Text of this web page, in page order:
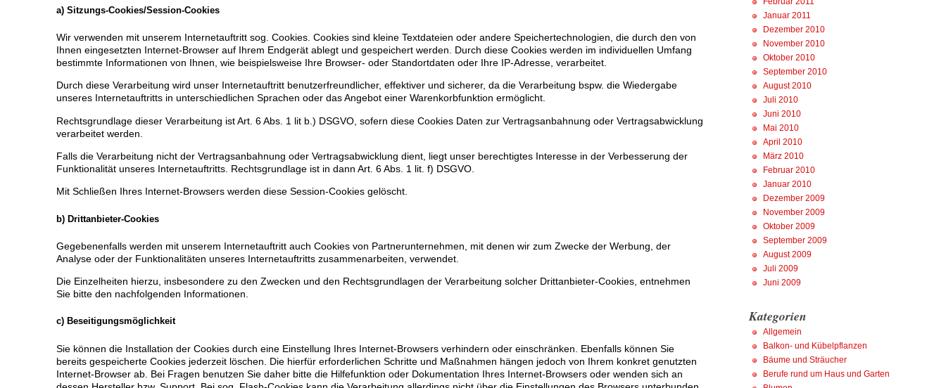
a) Sitzungs-Cookies/Session-Cookies
Wir verwenden mit unserem Internetauftritt sog. Cookies. Cookies sind kleine Textdateien oder andere Speichertechnologien, die durch den von
Ihnen eingesetzten Internet-Browser auf Ihrem Endgerät ablegt und gespeichert werden. Durch diese Cookies werden im individuellen Umfang
bestimmte Informationen von Ihnen, wie beispielsweise Ihre Browser- oder Standortdaten oder Ihre IP-Adresse, verarbeitet.
Durch diese Verarbeitung wird unser Internetauftritt benutzerfreundlicher, effektiver und sicherer, da die Verarbeitung bspw. die Wiedergabe
unseres Internetauftritts in unterschiedlichen Sprachen oder das Angebot einer Warenkorbfunktion ermöglicht.
Rechtsgrundlage dieser Verarbeitung ist Art. 6 Abs. 1 lit b.) DSGVO, sofern diese Cookies Daten zur Vertragsanbahnung oder Vertragsabwicklung
verarbeitet werden.
Falls die Verarbeitung nicht der Vertragsanbahnung oder Vertragsabwicklung dient, liegt unser berechtigtes Interesse in der Verbesserung der
Funktionalität unseres Internetauftritts. Rechtsgrundlage ist in dann Art. 6 Abs. 1 lit. f) DSGVO.
Mit Schließen Ihres Internet-Browsers werden diese Session-Cookies gelöscht.
b) Drittanbieter-Cookies
Gegebenenfalls werden mit unserem Internetauftritt auch Cookies von Partnerunternehmen, mit denen wir zum Zwecke der Werbung, der
Analyse oder der Funktionalitäten unseres Internetauftritts zusammenarbeiten, verwendet.
Die Einzelheiten hierzu, insbesondere zu den Zwecken und den Rechtsgrundlagen der Verarbeitung solcher Drittanbieter-Cookies, entnehmen
Sie bitte den nachfolgenden Informationen.
c) Beseitigungsmöglichkeit
Sie können die Installation der Cookies durch eine Einstellung Ihres Internet-Browsers verhindern oder einschränken. Ebenfalls können Sie
bereits gespeicherte Cookies jederzeit löschen. Die hierfür erforderlichen Schritte und Maßnahmen hängen jedoch von Ihrem konkret genutzten
Internet-Browser ab. Bei Fragen benutzen Sie daher bitte die Hilfefunktion oder Dokumentation Ihres Internet-Browsers oder wenden sich an
Januar 2011
Dezember 2010
November 2010
Oktober 2010
September 2010
August 2010
Juli 2010
Juni 2010
Mai 2010
April 2010
März 2010
Februar 2010
Januar 2010
Dezember 2009
November 2009
Oktober 2009
September 2009
August 2009
Juli 2009
Juni 2009
Kategorien
Allgemein
Balkon- und Kübelpflanzen
Bäume und Sträucher
Berufe rund um Haus und Garten